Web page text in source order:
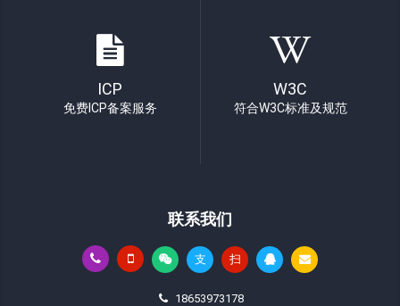
ICP
免费ICP备案服务
W3C
符合W3C标准及规范
联系我们
支 扫
18653973178